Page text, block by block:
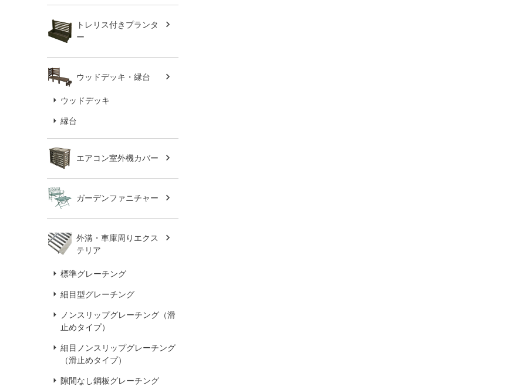
トレリス付きプランタ
ー
ウッドデッキ・縁台
ウッドデッキ
縁台
エアコン室外機カバー
ガーデンファニチャー
外溝・車庫周りエクス
テリア
標準グレーチング
細目型グレーチング
ノンスリップグレーチング（滑
止めタイプ）
細目ノンスリップグレーチング
（滑止めタイプ）
隙間なし鋼板グレーチング